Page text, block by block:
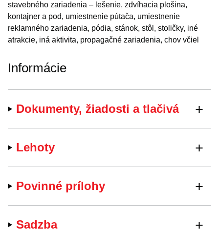
stavebného zariadenia – lešenie, zdvíhacia plošina,
kontajner a pod, umiestnenie pútača, umiestnenie
reklamného zariadenia, pódia, stánok, stôl, stoličky, iné
atrakcie, iná aktivita, propagačné zariadenia, chov včiel
Informácie
Dokumenty, žiadosti a tlačivá
Lehoty
Povinné prílohy
Sadzba